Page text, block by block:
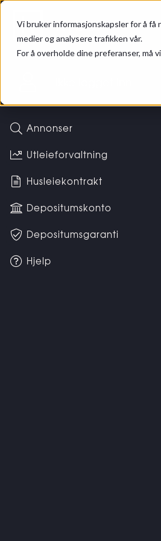
Vi bruker informasjonskapsler for å
medier og analysere trafikken vår.
For å overholde dine preferanser, må
Hybel
Annonser
Utleieforvaltning
Husleiekontrakt
Depositumskonto
Depositumsgaranti
Hjelp